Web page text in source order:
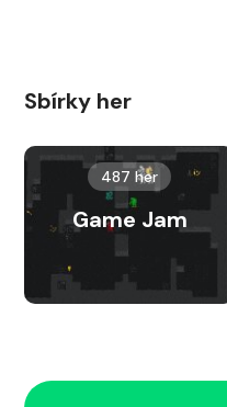
Sbírky her
487 her
Game Jam